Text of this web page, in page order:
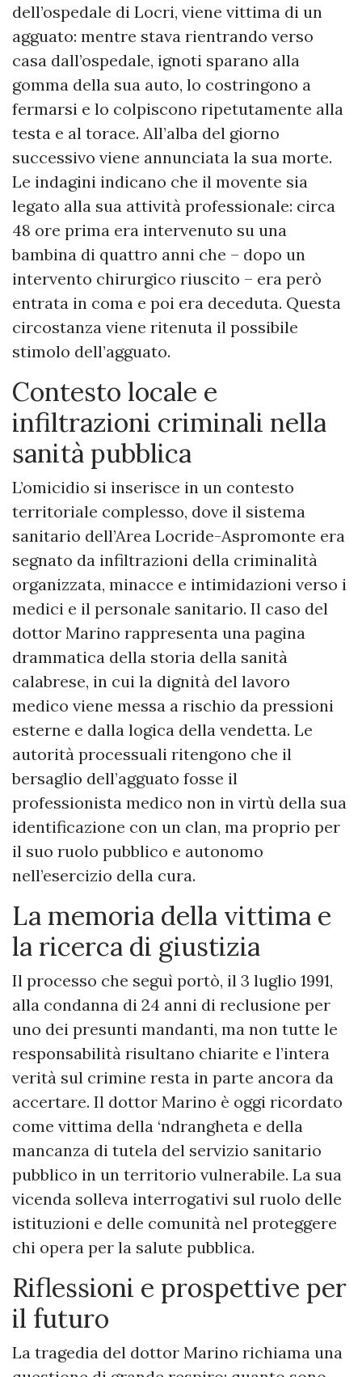
dell’ospedale di Locri, viene vittima di un
agguato: mentre stava rientrando verso
casa dall’ospedale, ignoti sparano alla
gomma della sua auto, lo costringono a
fermarsi e lo colpiscono ripetutamente alla
testa e al torace. All’alba del giorno
successivo viene annunciata la sua morte.
Le indagini indicano che il movente sia
legato alla sua attività professionale: circa
48 ore prima era intervenuto su una
bambina di quattro anni che – dopo un
intervento chirurgico riuscito – era però
entrata in coma e poi era deceduta. Questa
circostanza viene ritenuta il possibile
stimolo dell’agguato.
Contesto locale e
infiltrazioni criminali nella
sanità pubblica
L’omicidio si inserisce in un contesto
territoriale complesso, dove il sistema
sanitario dell’Area Locride-Aspromonte era
segnato da infiltrazioni della criminalità
organizzata, minacce e intimidazioni verso i
medici e il personale sanitario. Il caso del
dottor Marino rappresenta una pagina
drammatica della storia della sanità
calabrese, in cui la dignità del lavoro
medico viene messa a rischio da pressioni
esterne e dalla logica della vendetta. Le
autorità processuali ritengono che il
bersaglio dell’agguato fosse il
professionista medico non in virtù della sua
identificazione con un clan, ma proprio per
il suo ruolo pubblico e autonomo
nell’esercizio della cura.
La memoria della vittima e
la ricerca di giustizia
Il processo che seguì portò, il 3 luglio 1991,
alla condanna di 24 anni di reclusione per
uno dei presunti mandanti, ma non tutte le
responsabilità risultano chiarite e l’intera
verità sul crimine resta in parte ancora da
accertare. Il dottor Marino è oggi ricordato
come vittima della ‘ndrangheta e della
mancanza di tutela del servizio sanitario
pubblico in un territorio vulnerabile. La sua
vicenda solleva interrogativi sul ruolo delle
istituzioni e delle comunità nel proteggere
chi opera per la salute pubblica.
Riflessioni e prospettive per
il futuro
La tragedia del dottor Marino richiama una